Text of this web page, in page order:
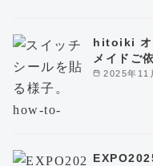
2025年11
hitoiki オ
メイドご